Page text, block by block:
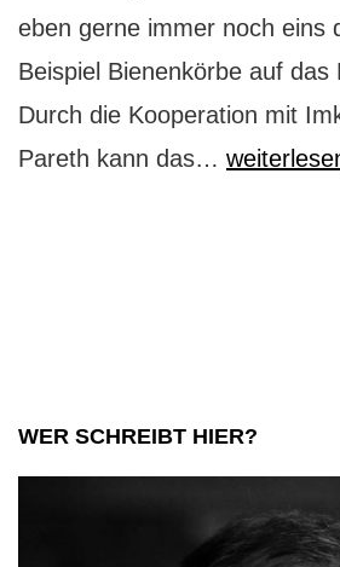
eben gerne immer noch eins
Beispiel Bienenkörbe auf das
Durch die Kooperation mit
Pareth kann das… Pullman
WER SCHREIBT HIER?